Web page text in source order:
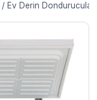
/ Ev Derin Dondurucular